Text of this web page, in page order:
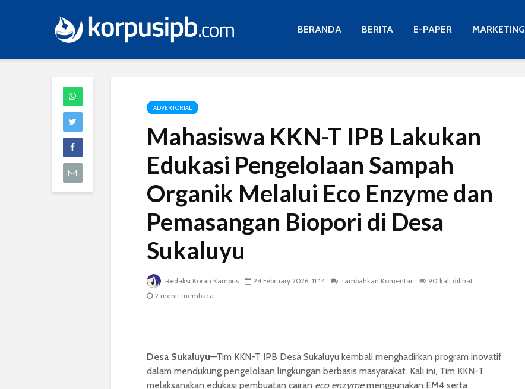
BERANDA BERITA E-PAPER MARKETING
ADVERTORIAL
Mahasiswa KKN-T IPB Lakukan
Edukasi Pengelolaan Sampah
Organik Melalui Eco Enzyme dan
Pemasangan Biopori di Desa
Sukaluyu
Redaksi Koran Kampus 24 February 2026, 11:14 Tambahkan Komentar
90 kali dilihat
2 menit membaca
Desa Sukaluyu—Tim KKN-T IPB Desa Sukaluyu kembali menghadirkan program inovatif
dalam mendukung pengelolaan lingkungan berbasis masyarakat. Kali ini, Tim KKN-T
melaksanakan edukasi pembuatan cairan eco enzymemenggunakan EM4 serta